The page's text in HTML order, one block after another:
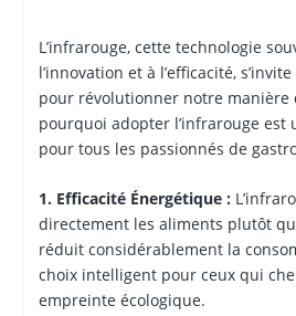
L’infrarouge, cette technologie
l’innovation et à l’efficacité,
pour révolutionner notre manière
pourquoi adopter l’infrarouge est
pour tous les passionnés de
1. Efficacité Énergétique :
directement les aliments plutôt
réduit considérablement la
choix intelligent pour ceux qui
empreinte écologique.